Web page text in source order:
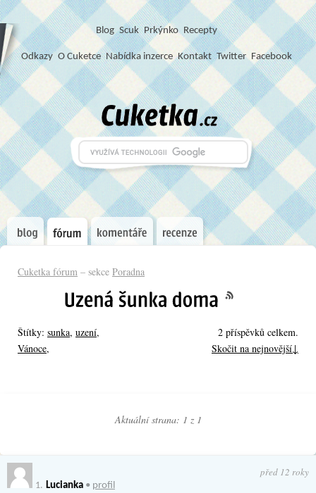
Blog Scuk Prkýnko Recepty
Odkazy O Cuketce Nabídka inzerce Kontakt Twitter Facebook
Cuketka fórum – sekce Poradna
Štítky: sunka, uzení,
Vánoce,
2 příspěvků celkem.
Skočit na nejnovější↓
Aktuální strana: 1 z 1
1. Lucianka • profil
před 12 roky